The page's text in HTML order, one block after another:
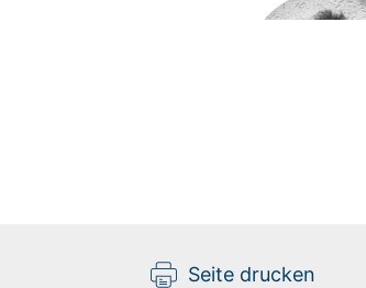
Confined and
Seite drucken